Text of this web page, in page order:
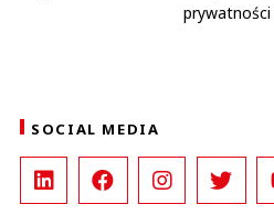
prywatności
SOCIAL MEDIA